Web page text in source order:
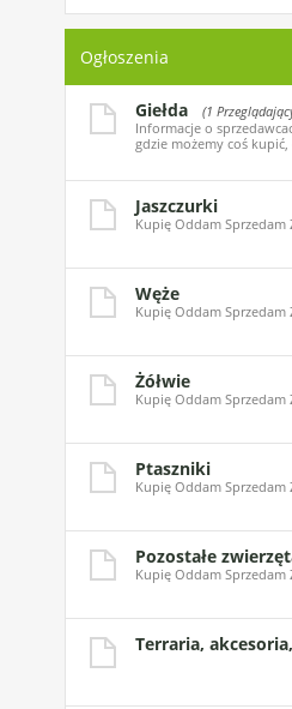
Ogłoszenia
Giełda
(1
Informacje o
gdzie możemy coś
Jaszczurki
Kupię Oddam Sprzedam
Węże
Kupię Oddam Sprzedam
Żółwie
Kupię Oddam Sprzedam
Ptaszniki
Kupię Oddam Sprzedam
Pozostałe
Kupię Oddam Sprzedam
Terraria,